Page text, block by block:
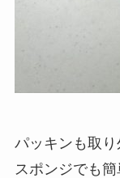
パッキンも取
スポンジでも簡